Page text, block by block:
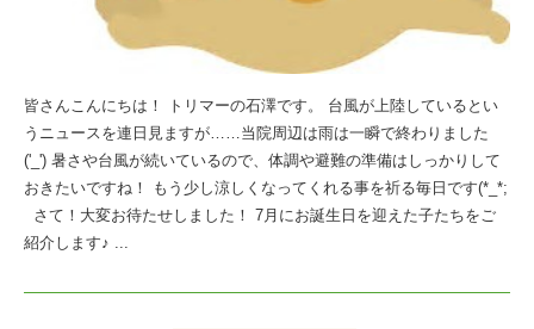
皆さんこんにちは！ トリマーの石澤です。 台風が上陸しているとい
うニュースを連日見ますが……当院周辺は雨は一瞬で終わりました
('_') 暑さや台風が続いているので、体調や避難の準備はしっかりして
おきたいですね！ もう少し涼しくなってくれる事を祈る毎日です(*_*;
さて！大変お待たせしました！ 7月にお誕生日を迎えた子たちをご
紹介します♪ ...